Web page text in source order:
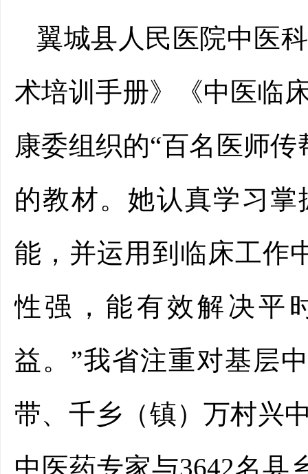
翼城县人民医院中医
术培训手册》《中医临
康委组织的“百名医师
的教材。她认真学习掌
能，并运用到临床工作
性强，能有效解决平
益。”我省注重对基层
带、千乡（镇）万村兴
中医药专家与3642名县